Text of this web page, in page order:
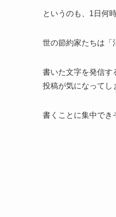
というのも、1日何
世の節約家たちは「
書いた文字を発信す
投稿が気になってし
書くことに集中でき